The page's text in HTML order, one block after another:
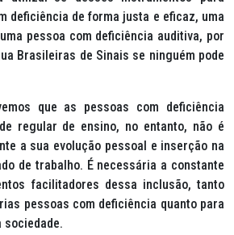
deficiência de forma justa e eficaz, uma
pessoa com deficiência auditiva, por
Brasileiras de Sinais se ninguém pode
que as pessoas com deficiência
regular de ensino, no entanto, não é
a sua evolução pessoal e inserção na
de trabalho. É necessária a constante
facilitadores dessa inclusão, tanto
pessoas com deficiência quanto para
sociedade.